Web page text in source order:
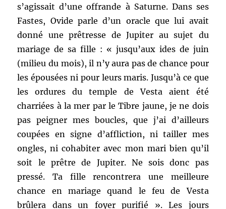
s’agissait d’une offrande à Saturne. Dans ses
Fastes, Ovide parle d’un oracle que lui avait
donné une prêtresse de Jupiter au sujet du
mariage de sa fille : « jusqu’aux ides de juin
(milieu du mois), il n’y aura pas de chance pour
les épousées ni pour leurs maris. Jusqu’à ce que
les ordures du temple de Vesta aient été
charriées à la mer par le Tibre jaune, je ne dois
pas peigner mes boucles, que j’ai d’ailleurs
coupées en signe d’affliction, ni tailler mes
ongles, ni cohabiter avec mon mari bien qu’il
soit le prêtre de Jupiter. Ne sois donc pas
pressé. Ta fille rencontrera une meilleure
chance en mariage quand le feu de Vesta
brûlera dans un foyer purifié ». Les jours